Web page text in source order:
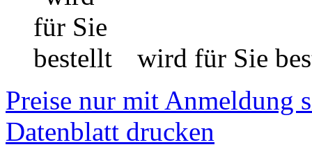
wird für Sie
Preise nur mit Anmeldung
Datenblatt drucken